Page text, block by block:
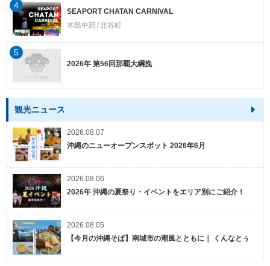
SEAPORT CHATAN CARNIVAL
本島中部 北谷町
4
2026年 第56回那覇大綱挽
5
観光ニュース
2026.08.07
沖縄のニューオープンスポット 2026年6月
2026.08.06
2026年 沖縄の夏祭り・イベントをエリア別にご紹介！
2026.08.05
【今月の沖縄そば】南城市の潮風とともに｜ くんなとぅ